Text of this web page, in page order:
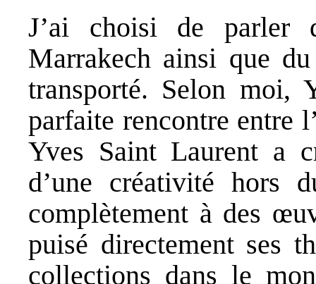
J’ai choisi de parler
Marrakech ainsi que
transporté. Selon moi,
parfaite rencontre entre
Yves Saint Laurent a
d’une créativité hors
complètement à des
puisé directement ses
collections dans le